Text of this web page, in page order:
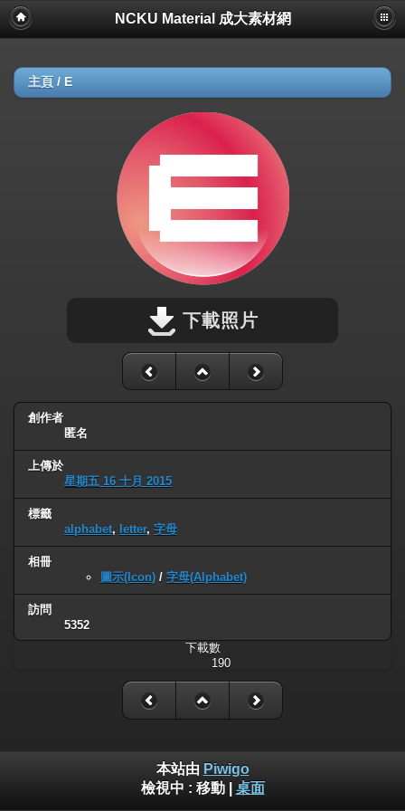
NCKU Material 成大素材網
主頁 / E
下載照片
創作者
匿名
上傳於
星期五 16 十月 2015
標籤
alphabet, letter, 字母
相冊
圖示(Icon) / 字母(Alphabet)
訪問
5352
下載數
190
本站由 Piwigo
檢視中 : 移動| 桌面